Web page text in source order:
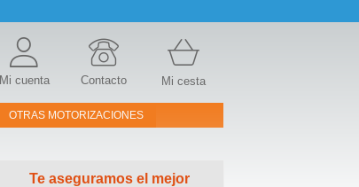
Mi cuenta Contacto Mi cesta
OTRAS MOTORIZACIONES
Te aseguramos el mejor